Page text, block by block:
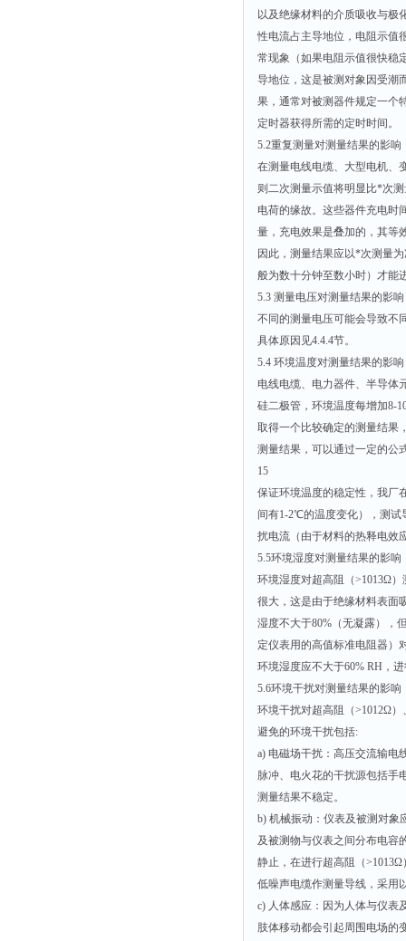
以及绝缘材料的介质吸收与极
性电流占主导地位，电阻示值
常现象（如果电阻示值很快稳
导地位，这是被测对象因受潮
果，通常对被测器件规定一个
定时器获得所需的定时时间。
5.2重复测量对测量结果的影响
在测量电线电缆、大型电机、
则二次测量示值将明显比*次
电荷的缘故。这些器件充电时
量，充电效果是叠加的，其等
因此，测量结果应以*次测量
般为数十分钟至数小时）才能
5.3 测量电压对测量结果的影响
不同的测量电压可能会导致不
具体原因见4.4.4节。
5.4 环境温度对测量结果的影响
电线电缆、电力器件、半导体
硅二极管，环境温度每增加8-
取得一个比较确定的测量结果
测量结果，可以通过一定的公
15
保证环境温度的稳定性，我厂
间有1-2℃的温度变化），测试
扰电流（由于材料的热释电效
5.5环境湿度对测量结果的影响
环境湿度对超高阻（>1013Ω
很大，这是由于绝缘材料表面
湿度不大于80%（无凝露），
定仪表用的高值标准电阻器）
环境湿度应不大于60% RH，
5.6环境干扰对测量结果的影响
环境干扰对超高阻（>1012Ω
避免的环境干扰包括:
a) 电磁场干扰：高压交流输电
脉冲、电火花的干扰源包括手
测量结果不稳定。
b) 机械振动：仪表及被测对象
及被测物与仪表之间分布电容
静止，在进行超高阻（
低噪声电缆作测量导线，采用
c) 人体感应：因为人体与仪表
肢体移动都会引起周围电场的